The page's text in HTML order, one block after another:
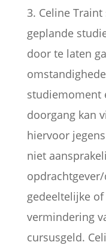
3. Celine
geplande
door te laten
studiemoment
doorgang kan
hiervoor
niet
gedeeltelijke
vermindering
cursusgeld.